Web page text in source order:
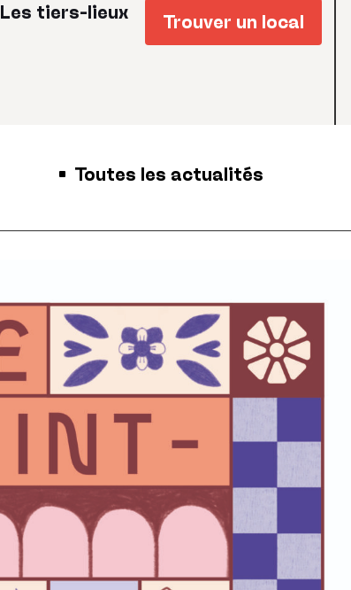
Les tiers-lieux Trouver un local
■ Toutes les actualités